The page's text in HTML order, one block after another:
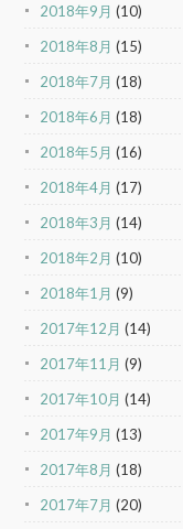
2018年9月 (10)
2018年8月 (15)
2018年7月 (18)
2018年6月 (18)
2018年5月 (16)
2018年4月 (17)
2018年3月 (14)
2018年2月 (10)
2018年1月 (9)
2017年12月 (14)
2017年11月 (9)
2017年10月 (14)
2017年9月 (13)
2017年8月 (18)
2017年7月 (20)